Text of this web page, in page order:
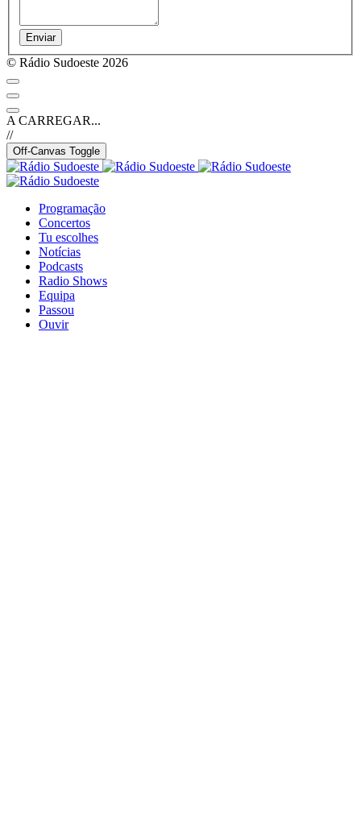
Enviar
© Rádio Sudoeste 2026
A CARREGAR...
//
Off-Canvas Toggle
Programação
Concertos
Tu escolhes
Notícias
Podcasts
Radio Shows
Equipa
Passou
Ouvir